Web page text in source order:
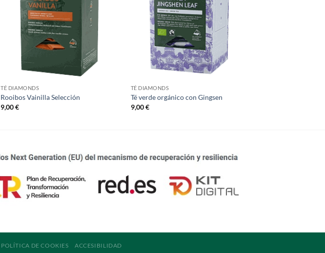
TÉ DIAMONDS
Rooibos Vainilla Selección
9,00€
TÉ DIAMONDS
Té verde orgánico con Gingsen
9,00€
POLÍTICA DE COOKIES ACCESIBILIDAD